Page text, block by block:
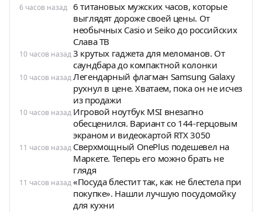
6 часов назад 6 титановых мужских часов, которые
выглядят дороже своей цены. От
необычных Casio и Seiko до российских
Слава ТВ
10 часов назад3 крутых гаджета для меломанов. От
саундбара до компактной колонки
10 часов назадЛегендарный флагман Samsung Galaxy
рухнул в цене. Хватаем, пока он не исчез
из продажи
10 часов назад Игровой ноутбук MSI внезапно
обесценился. Вариант со 144-герцовым
экраном и видеокартой RTX 3050
11 часов назад Сверхмощный OnePlus подешевел на
Маркете. Теперь его можно брать не
глядя
11 часов назад«Посуда блестит так, как не блестела при
покупке». Нашли лучшую посудомойку
для кухни